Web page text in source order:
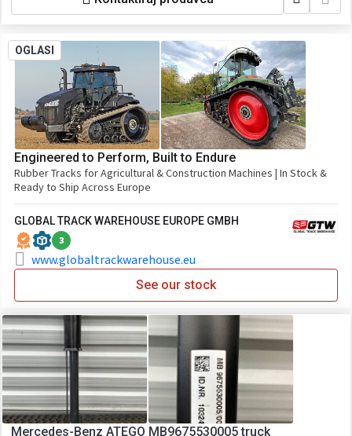
OGLASI
Engineered to Perform, Built to Endure
Rubber Tracks for Agricultural & Construction Machines | In Stock &
Ready to Ship Across Europe
GLOBAL TRACK WAREHOUSE EUROPE GMBH
3
www.globaltrackwarehouse.eu
See our stock
Mercedes-Benz ATEGO MB9675530005 truck